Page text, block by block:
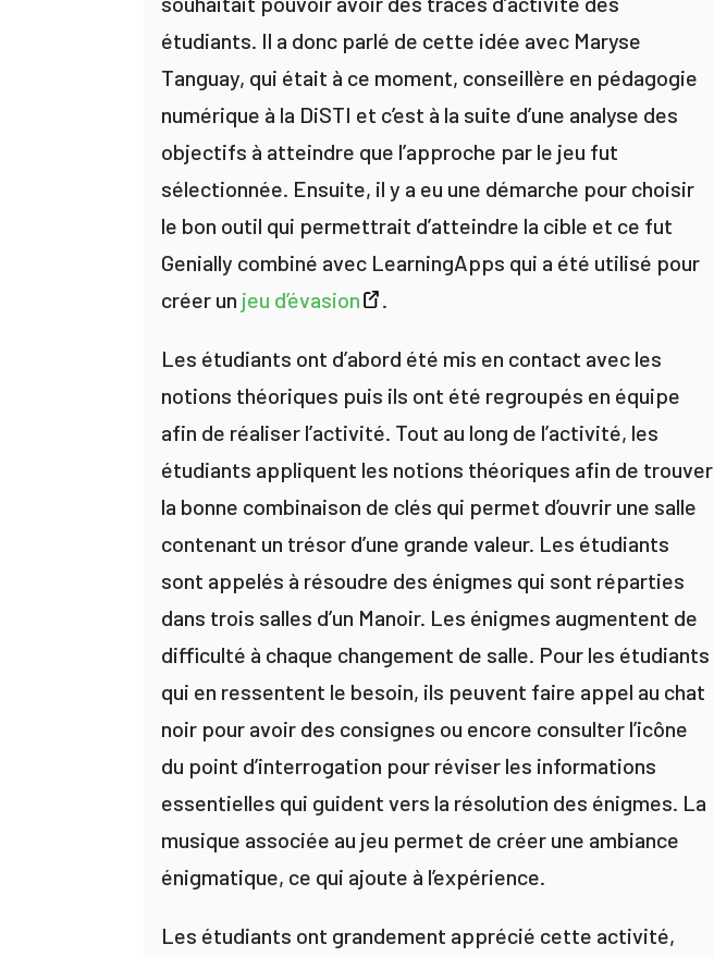
étudiants. Il a donc parlé de cette idée avec Maryse
Tanguay, qui était à ce moment, conseillère en pédagogie
numérique à la DiSTI et c’est à la suite d’une analyse des
objectifs à atteindre que l’approche par le jeu fut
sélectionnée. Ensuite, il y a eu une démarche pour choisir
le bon outil qui permettrait d’atteindre la cible et ce fut
Genially combiné avec LearningApps qui a été utilisé pour
créer un jeu d’évasion .
Les étudiants ont d’abord été mis en contact avec les
notions théoriques puis ils ont été regroupés en équipe
afin de réaliser l’activité. Tout au long de l’activité, les
étudiants appliquent les notions théoriques afin de trouver
la bonne combinaison de clés qui permet d’ouvrir une salle
contenant un trésor d’une grande valeur. Les étudiants
sont appelés à résoudre des énigmes qui sont réparties
dans trois salles d’un Manoir. Les énigmes augmentent de
difficulté à chaque changement de salle. Pour les étudiants
qui en ressentent le besoin, ils peuvent faire appel au chat
noir pour avoir des consignes ou encore consulter l’icône
du point d’interrogation pour réviser les informations
essentielles qui guident vers la résolution des énigmes. La
musique associée au jeu permet de créer une ambiance
énigmatique, ce qui ajoute à l’expérience.
Les étudiants ont grandement apprécié cette activité,